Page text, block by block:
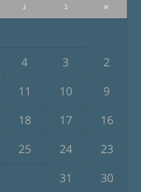
א ב ג
2
3
4
9
10
11
16
17
18
23
24
25
30
31